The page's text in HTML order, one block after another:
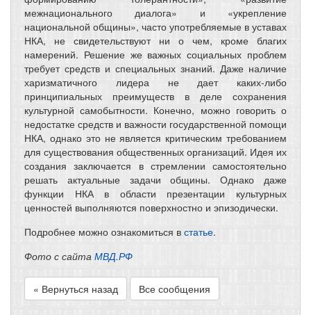
межнационального диалога» и «укрепление
национальной общины», часто употребляемые в уставах
НКА, не свидетельствуют ни о чем, кроме благих
намерений. Решение же важных социальных проблем
требует средств и специальных знаний. Даже наличие
харизматичного лидера не дает каких-либо
принципиальных преимуществ в деле сохранения
культурной самобытности. Конечно, можно говорить о
недостатке средств и важности государственной помощи
НКА, однако это не является критическим требованием
для существования общественных организаций. Идея их
создания заключается в стремлении самостоятельно
решать актуальные задачи общины. Однако даже
функции НКА в области презентации культурных
ценностей выполняются поверхностно и эпизодически.
Подробнее можно ознакомиться в статье.
Фото с сайта МВД.РФ
« Вернуться назад Все сообщения